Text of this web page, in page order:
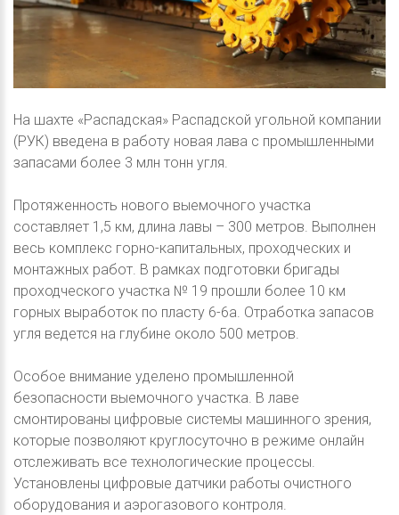
На шахте «Распадская» Распадской угольной компании
(РУК) введена в работу новая лава с промышленными
запасами более 3 млн тонн угля.
Протяженность нового выемочного участка
составляет 1,5 км, длина лавы – 300 метров. Выполнен
весь комплекс горно-капитальных, проходческих и
монтажных работ. В рамках подготовки бригады
проходческого участка № 19 прошли более 10 км
горных выработок по пласту 6-6а. Отработка запасов
угля ведется на глубине около 500 метров.
Особое внимание уделено промышленной
безопасности выемочного участка. В лаве
смонтированы цифровые системы машинного зрения,
которые позволяют круглосуточно в режиме онлайн
отслеживать все технологические процессы.
Установлены цифровые датчики работы очистного
оборудования и аэрогазового контроля.